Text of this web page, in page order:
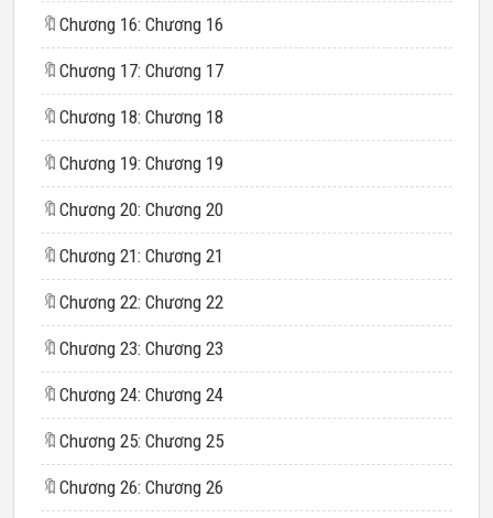
🔖 Chương 16: Chương 16
🔖 Chương 17: Chương 17
🔖 Chương 18: Chương 18
🔖 Chương 19: Chương 19
🔖 Chương 20: Chương 20
🔖 Chương 21: Chương 21
🔖 Chương 22: Chương 22
🔖 Chương 23: Chương 23
🔖 Chương 24: Chương 24
🔖 Chương 25: Chương 25
🔖 Chương 26: Chương 26